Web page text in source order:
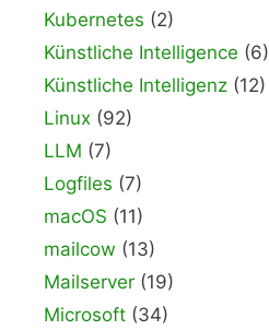
Kubernetes (2)
Künstliche Intelligence (6)
Künstliche Intelligenz (12)
Linux (92)
LLM (7)
Logfiles (7)
macOS (11)
mailcow (13)
Mailserver (19)
Microsoft (34)